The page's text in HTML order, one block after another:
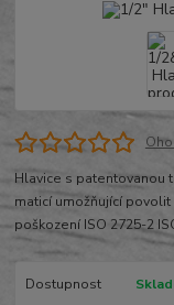
Hlavice s patentovanou
maticí umožňující
poškození ISO 2725-2
Dostupnost